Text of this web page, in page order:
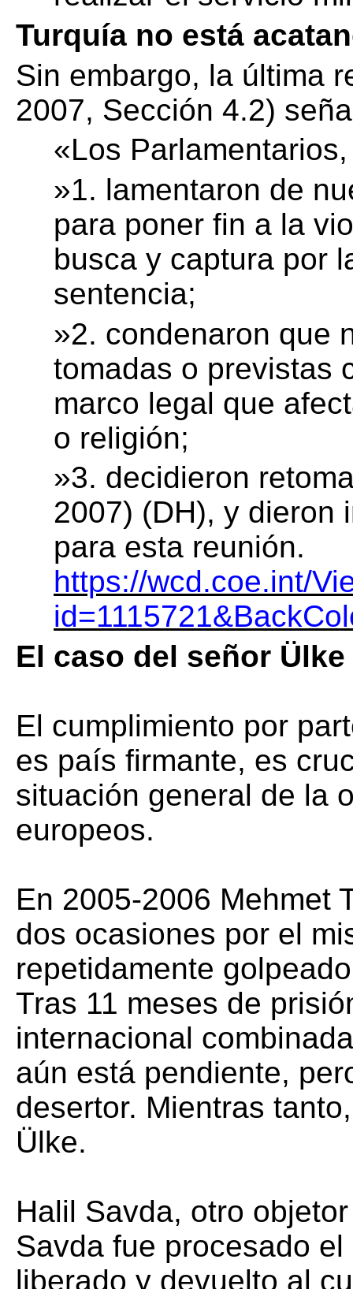
Turquía no está
Sin embargo, la última
2007, Sección 4.2)
«Los Parlamentarios,
»1. lamentaron de
para poner fin a la
busca y captura por
sentencia;
»2. condenaron que
tomadas o previstas
marco legal que
o religión;
»3. decidieron
2007) (DH), y dieron
para esta reunión.
https://wcd.coe.int/
El caso del señor
El cumplimiento por
es país firmante, es
situación general de la
europeos.
En 2005-2006 Mehmet
dos ocasiones por el
repetidamente
Tras 11 meses de
internacional
aún está pendiente,
desertor. Mientras
Ülke.
Halil Savda, otro
Savda fue procesado
liberado y devuelto al